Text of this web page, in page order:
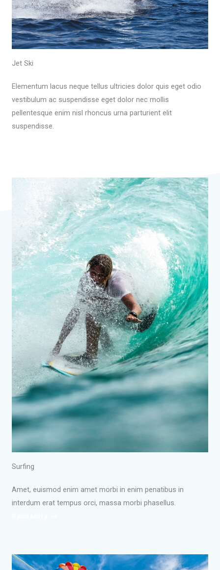
Jet Ski
Elementum lacus neque tellus ultricies dolor quis eget odio
vestibulum ac suspendisse eget dolor nec mollis
pellentesque enim nisl rhoncus urna parturient elit
suspendisse.
Surfing
Amet, euismod enim amet morbi in enim penatibus in
interdum erat tempus orci, massa morbi phasellus.